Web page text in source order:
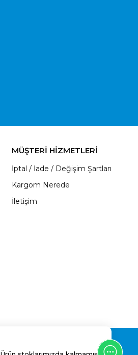
MÜŞTERİ HİZMETLERİ
İptal / İade / Değişim Şartları
Kargom Nerede
İletişim